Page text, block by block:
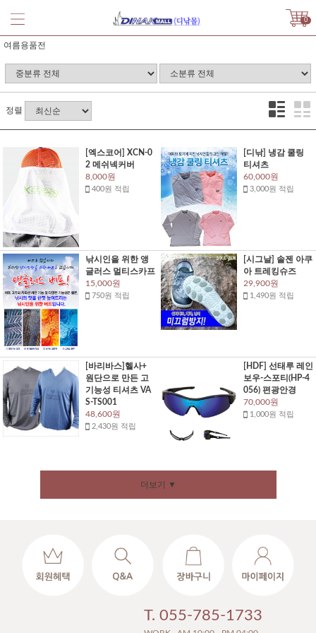
0
여름용품전
정렬
[엑스코어] XCN-0
2 메쉬넥커버
8,000원
400원 적립
[디낚] 냉감 쿨링
티셔츠
60,000원
3,000원 적립
낚시인을 위한 앵
글러스 멀티스카프
15,000원
750원 적립
[시그날] 솔젠 아쿠
아 트레킹슈즈
29,900원
1,490원 적립
[바리바스]헬사+
원단으로 만든 고
기능성 티셔츠 VA
S-TS001
48,600원
2,430원 적립
[HDF] 선태루 레인
보우-스포티(HP-4
056) 편광안경
70,000원
1,000원 적립
더보기 ▼
T. 055-785-1733